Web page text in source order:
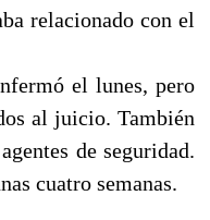
relacionado con el
el lunes, pero
al juicio. También
de seguridad.
cuatro semanas.